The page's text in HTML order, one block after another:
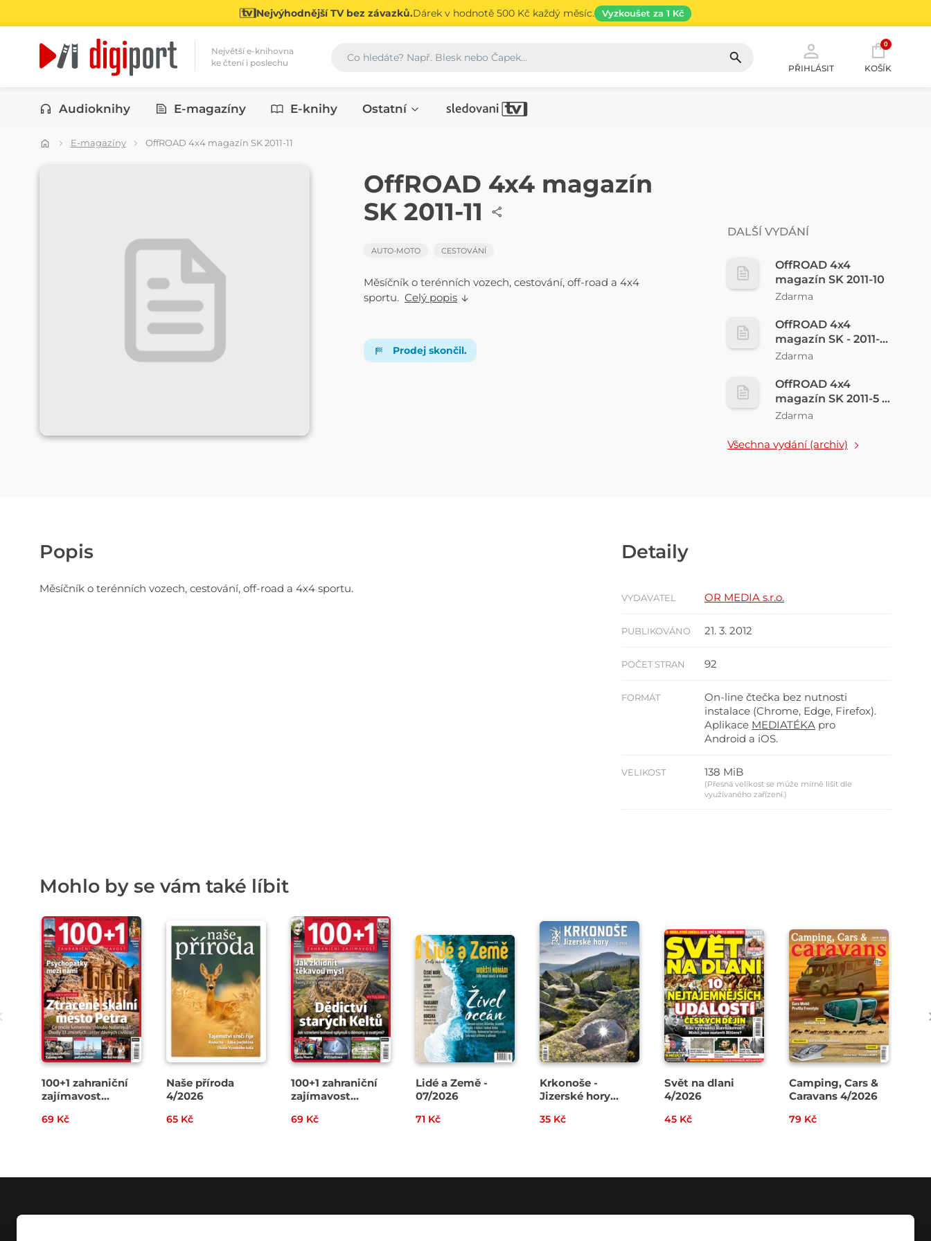
Nejvýhodnější TV bez závazků.Dárek v hodnotě 500 Kč každý měsíc. Vyzkoušet za 1 Kč
Největší e-knihovna
ke čtení i poslechu
Vyhledávání
PŘIHLÁSIT
0
KOŠÍK
Kategorie
Audioknihy E-magazíny E-knihy Ostatní
E-magazíny OffROAD 4x4 magazín SK 2011-11
ČASOPIS
OffROAD 4x4 magazín
SK 2011-11
AUTO-MOTO CESTOVÁNÍ
Měsíčník o terénních vozech, cestování, off-road a 4x4
sportu. Celý popis
Prodej skončil.
DALŠÍ VYDÁNÍ
OffROAD 4x4
magazín SK 2011-10
Zdarma
OffROAD 4x4
magazín SK - 2011-
7a8
Zdarma
OffROAD 4x4
magazín SK 2011-5 a
6
Zdarma
Všechna vydání (archiv)
Popis
Měsíčník o terénních vozech, cestování, off-road a 4x4 sportu.
Detaily
VYDAVATEL OR MEDIA s.r.o.
PUBLIKOVÁNO 21. 3. 2012
POČET STRAN 92
FORMÁT
On-line čtečka bez nutnosti
instalace (Chrome, Edge, Firefox).
Aplikace MEDIATÉKA pro
Android a iOS.
VELIKOST 138 MiB
(Přesná velikost se může mírně lišit dle
využívaného zařízení.)
Mohlo by se vám také líbit
100+1 zahraniční
zajímavost
69 Kč
Naše příroda
4/2026
65 Kč
100+1 zahraniční
zajímavost
69 Kč
Lidé a Země -
07/2026
71 Kč
Krkonoše -
Jizerské hory
35 Kč
Svět na dlani
4/2026
45 Kč
Camping, Cars &
Caravans 4/2026
79 Kč